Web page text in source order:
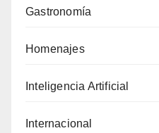
Gastronomía
Homenajes
Inteligencia Artificial
Internacional